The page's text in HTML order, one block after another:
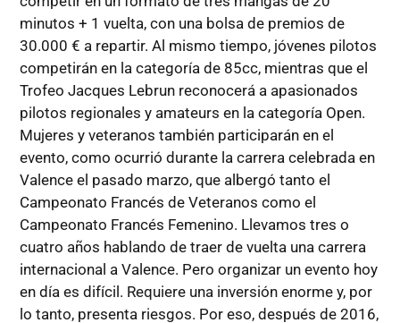
minutos + 1 vuelta, con una bolsa de premios de
30.000 € a repartir. Al mismo tiempo, jóvenes pilotos
competirán en la categoría de 85cc, mientras que el
Trofeo Jacques Lebrun reconocerá a apasionados
pilotos regionales y amateurs en la categoría Open.
Mujeres y veteranos también participarán en el
evento, como ocurrió durante la carrera celebrada en
Valence el pasado marzo, que albergó tanto el
Campeonato Francés de Veteranos como el
Campeonato Francés Femenino. Llevamos tres o
cuatro años hablando de traer de vuelta una carrera
internacional a Valence. Pero organizar un evento hoy
en día es difícil. Requiere una inversión enorme y, por
lo tanto, presenta riesgos. Por eso, después de 2016,